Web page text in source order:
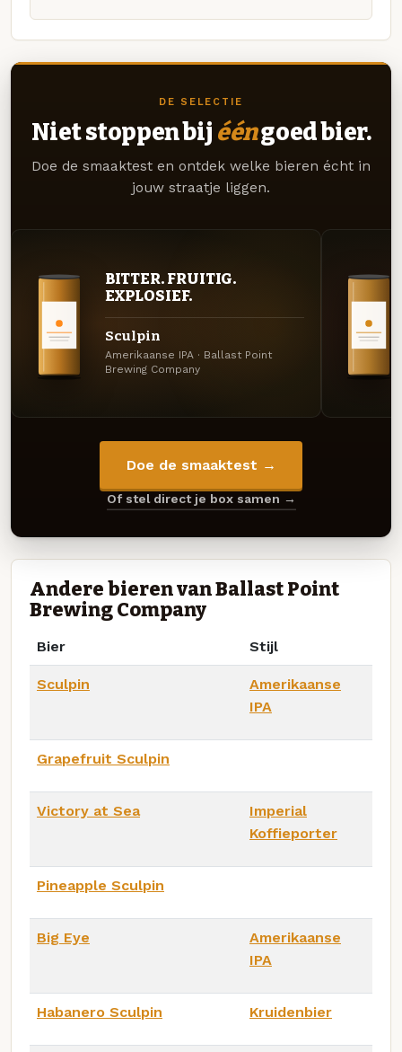
DE SELECTIE
Niet stoppen bij ééngoed bier.
Doe de smaaktest en ontdek welke bieren écht in
jouw straatje liggen.
BITTER. FRUITIG.
EXPLOSIEF.
Sculpin
Amerikaanse IPA · Ballast Point
Brewing Company
Doe de smaaktest →
Of stel direct je box samen →
Andere bieren van Ballast Point
Brewing Company
Bier Stijl
Sculpin
Amerikaanse
IPA
Grapefruit Sculpin
Victory at Sea
Imperial
Koffieporter
Pineapple Sculpin
Big Eye
Amerikaanse
IPA
Habanero Sculpin Kruidenbier